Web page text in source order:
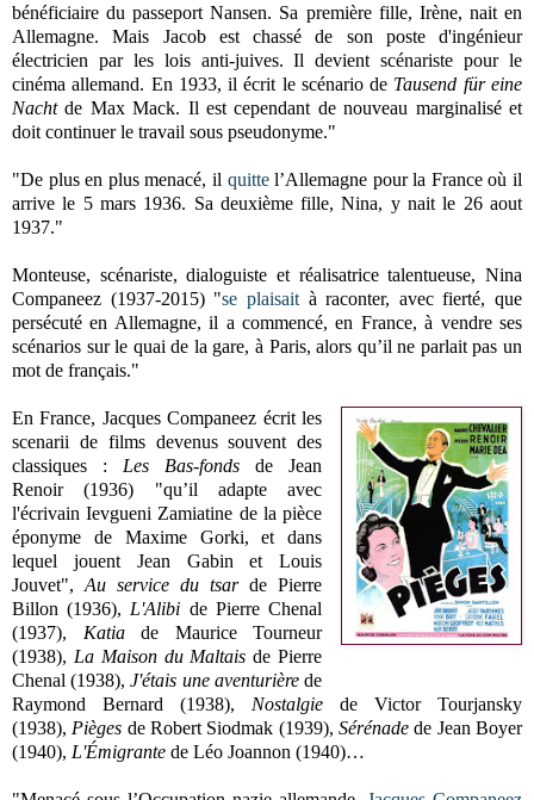
bénéficiaire du passeport Nansen. Sa première fille, Irène, nait en
Allemagne. Mais Jacob est chassé de son poste d'ingénieur
électricien par les lois anti-juives. Il devient scénariste pour le
cinéma allemand. En 1933, il écrit le scénario de Tausend für eine
Nachtde Max Mack. Il est cependant de nouveau marginalisé et
doit continuer le travail sous pseudonyme."
"De plus en plus menacé, il quittel’Allemagne pour la France où il
arrive le 5 mars 1936. Sa deuxième fille, Nina, y nait le 26 aout
1937."
Monteuse, scénariste, dialoguiste et réalisatrice talentueuse, Nina
Companeez (1937-2015) "se plaisaità raconter, avec fierté, que
persécuté en Allemagne, il a commencé, en France, à vendre ses
scénarios sur le quai de la gare, à Paris, alors qu’il ne parlait pas un
mot de français."
En France, Jacques Companeez écrit les
scenarii de films devenus souvent des
classiques : Les Bas-fonds de Jean
Renoir (1936) "qu’il adapte avec
l'écrivain Ievgueni Zamiatine de la pièce
éponyme de Maxime Gorki, et dans
lequel jouent Jean Gabin et Louis
Jouvet",Au service du tsarde Pierre
Billon (1936), L'Alibi de Pierre Chenal
(1937), Katiade Maurice Tourneur
(1938), La Maison du Maltais de Pierre
Chenal (1938),J'étais une aventurièrede
Raymond Bernard (1938), Nostalgie de Victor Tourjansky
(1938), Pièges de Robert Siodmak (1939),Sérénadede Jean Boyer
(1940), L'Émigrante de Léo Joannon (1940)…